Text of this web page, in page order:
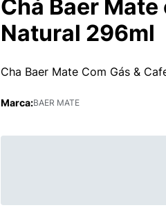
Chá Baer
Natural 296ml
Cha Baer Mate Com Gás &
Marca:BAER MATE